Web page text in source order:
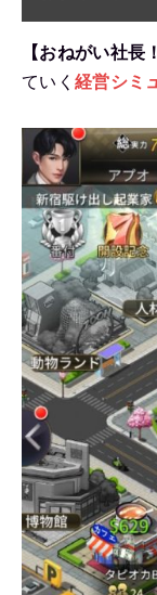
【おねがい社長
ていく 経営シミ